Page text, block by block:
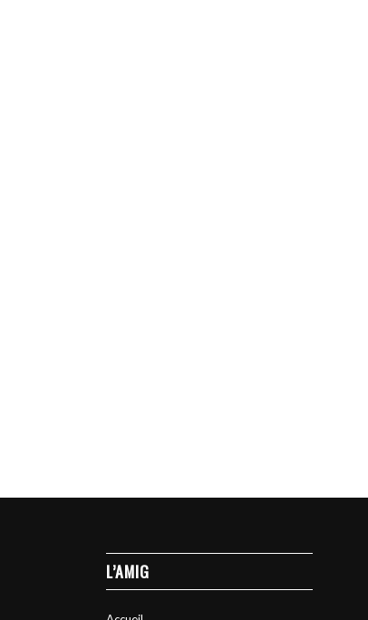
L’AMIG